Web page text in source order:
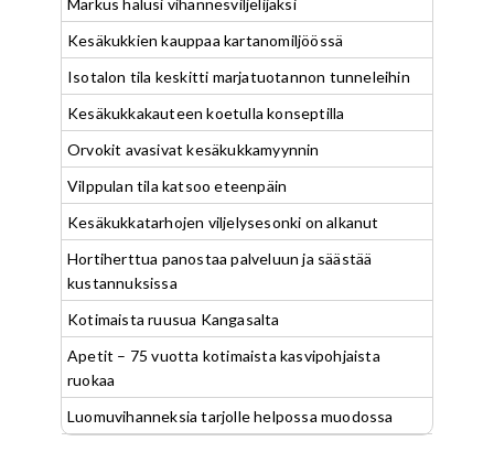
Markus halusi vihannesviljelijäksi
Kesäkukkien kauppaa kartanomiljöössä
Isotalon tila keskitti marjatuotannon tunneleihin
Kesäkukkakauteen koetulla konseptilla
Orvokit avasivat kesäkukkamyynnin
Vilppulan tila katsoo eteenpäin
Kesäkukkatarhojen viljelysesonki on alkanut
Hortiherttua panostaa palveluun ja säästää
kustannuksissa
Kotimaista ruusua Kangasalta
Apetit – 75 vuotta kotimaista kasvipohjaista
ruokaa
Luomuvihanneksia tarjolle helpossa muodossa